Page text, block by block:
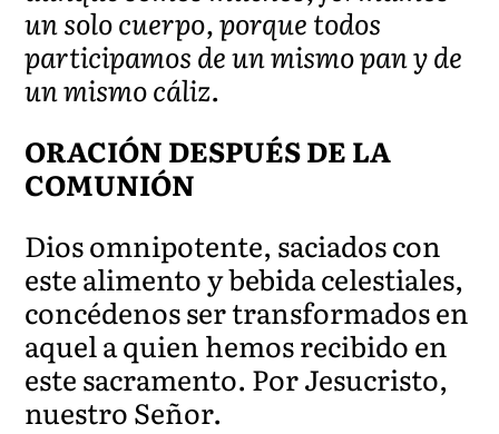
un solo cuerpo, porque todos
participamos de un mismo pan y de
un mismo cáliz.
ORACIÓN DESPUÉS DE LA
COMUNIÓN
Dios omnipotente, saciados con
este alimento y bebida celestiales,
concédenos ser transformados en
aquel a quien hemos recibido en
este sacramento. Por Jesucristo,
nuestro Señor.